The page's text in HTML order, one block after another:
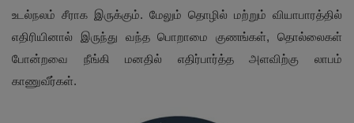
உடல்நலம் சீராக இருக்கும். மேலும் தொழில் மற்றும் வியாபாரத்தில்
எதிரியினால் இருந்து வந்த பொறாமை குணங்கள், தொல்லைகள்
போன்றவை நீங்கி மனதில் எதிர்பார்த்த அளவிற்கு லாபம்
காணுவீர்கள்.